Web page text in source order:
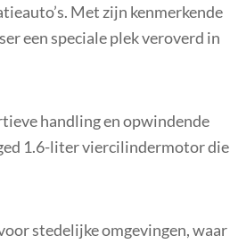
Met zijn kenmerkende
een speciale plek veroverd in
handling en opwindende
1.6-liter viercilindermotor die
stedelijke omgevingen, waar